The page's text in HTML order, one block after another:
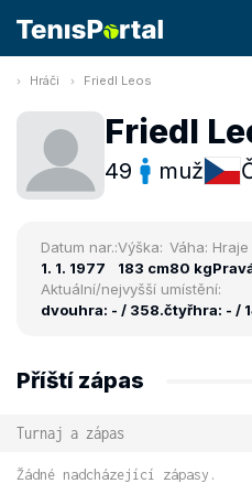
Hráči Friedl Leos
Friedl
49 muž
Datum nar.:
1. 1. 1977
Výška:
183 cm
Váha:
80 kg
Aktuální/nejvyšší umístění:
dvouhra: - / 358.čtyřhra: - /
Příští zápas
Turnaj a zápas
Žádné nadcházející zápasy.